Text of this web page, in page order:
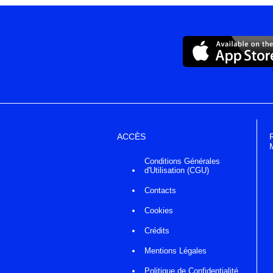
ACCÈS
Conditions Générales
d'Utilisation (CGU)
Contacts
Cookies
Crédits
Mentions Légales
Politique de Confidentialité